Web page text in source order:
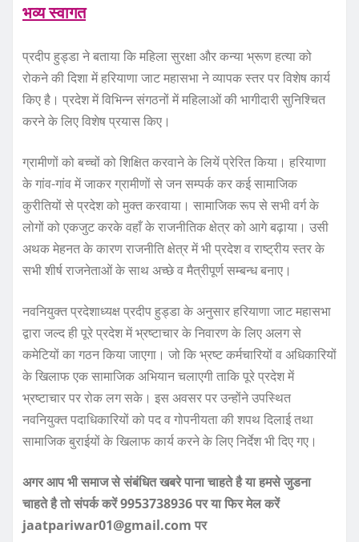
भव्य स्वागत
प्रदीप हुड्डा ने बताया कि महिला सुरक्षा और कन्या भ्रूण हत्या को
रोकने की दिशा में हरियाणा जाट महासभा ने व्यापक स्तर पर विशेष कार्य
किए है। प्रदेश में विभिन्न संगठनों में महिलाओं की भागीदारी सुनिश्चित
करने के लिए विशेष प्रयास किए।
ग्रामीणों को बच्चों को शिक्षित करवाने के लियें प्रेरित किया। हरियाणा
के गांव-गांव में जाकर ग्रामीणों से जन सम्पर्क कर कई सामाजिक
कुरीतियों से प्रदेश को मुक्त करवाया। सामाजिक रूप से सभी वर्ग के
लोगों को एकजुट करके वहाँ के राजनीतिक क्षेत्र को आगे बढ़ाया। उसी
अथक मेहनत के कारण राजनीति क्षेत्र में भी प्रदेश व राष्ट्रीय स्तर के
सभी शीर्ष राजनेताओं के साथ अच्छे व मैत्रीपूर्ण सम्बन्ध बनाए।
नवनियुक्त प्रदेशाध्यक्ष प्रदीप हुड्डा के अनुसार हरियाणा जाट महासभा
द्वारा जल्द ही पूरे प्रदेश में भ्रष्टाचार के निवारण के लिए अलग से
कमेटियों का गठन किया जाएगा। जो कि भ्रष्ट कर्मचारियों व अधिकारियों
के खिलाफ एक सामाजिक अभियान चलाएगी ताकि पूरे प्रदेश में
भ्रष्टाचार पर रोक लग सके। इस अवसर पर उन्होंने उपस्थित
नवनियुक्त पदाधिकारियों को पद व गोपनीयता की शपथ दिलाई तथा
सामाजिक बुराईयों के खिलाफ कार्य करने के लिए निर्देश भी दिए गए।
अगर आप भी समाज से संबंधित खबरे पाना चाहते है या हमसे जुडना
चाहते है तो संपर्क करें 9953738936 पर या फिर मेल करें
jaatpariwar01@gmail.com पर